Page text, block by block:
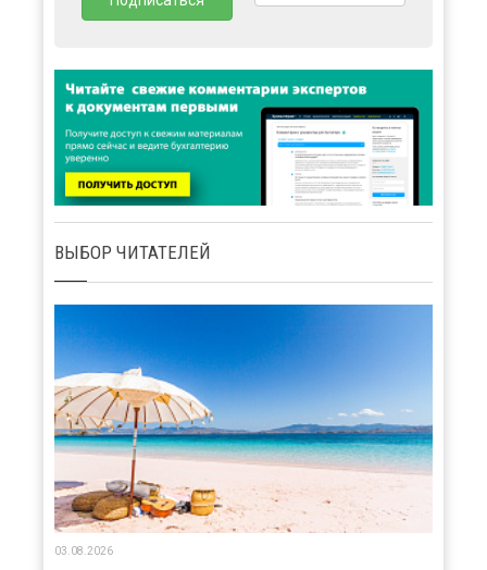
ВЫБОР ЧИТАТЕЛЕЙ
03.08.2026